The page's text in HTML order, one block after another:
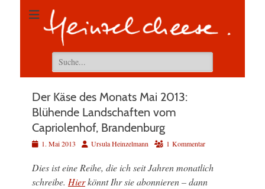
Suchen
nach:
Der Käse des Monats Mai 2013:
Blühende Landschaften vom
Capriolenhof, Brandenburg
Veröffentlicht
1. Mai 2013 AutorUrsula Heinzelmann 1 Kommentar
Dies ist eine Reihe, die ich seit Jahren monatlich
schreibe. Hierkönnt Ihr sie abonnieren – dann